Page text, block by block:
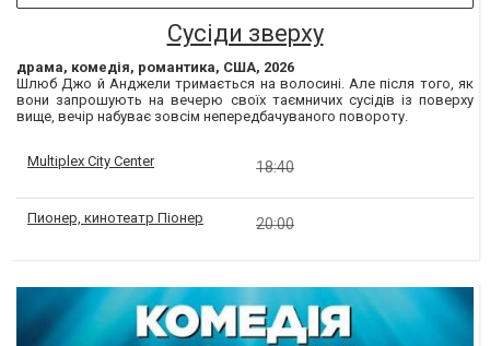
Сусіди зверху
драма, комедія, романтика, США, 2026
Шлюб Джо й Анджели тримається на волосині. Але після того, як
вони запрошують на вечерю своїх таємничих сусідів із поверху
вище, вечір набуває зовсім непередбачуваного повороту.
Multiplex City Center 18:40
Пионер, кинотеатр Піонер 20:00